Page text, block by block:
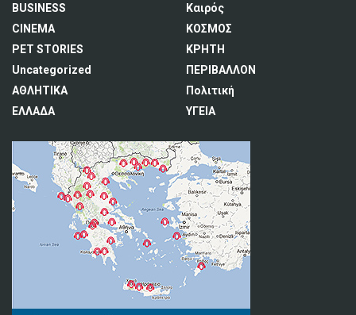
BUSINESS
CINEMA
PET STORIES
Uncategorized
ΑΘΛΗΤΙΚΑ
ΕΛΛΑΔΑ
Καιρός
ΚΟΣΜΟΣ
ΚΡΗΤΗ
ΠΕΡΙΒΑΛΛΟΝ
Πολιτική
ΥΓΕΙΑ